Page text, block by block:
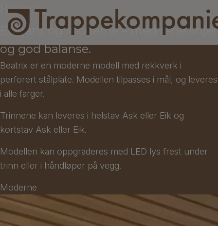
Beatrix
Elegant og moderne – med rene linjer
og god balanse.
Beatrix er en moderne modell med rekkverk i
perforert stålplate. Modellen tilpasses i mål, og leveres
i alle farger.
Trinnene kan leveres i helstav Ask eller Eik og
kortstav Ask eller Eik.
Modellen kan oppgraderes med LED lys frest under
trinn eller i håndløper på vegg.
Moderne